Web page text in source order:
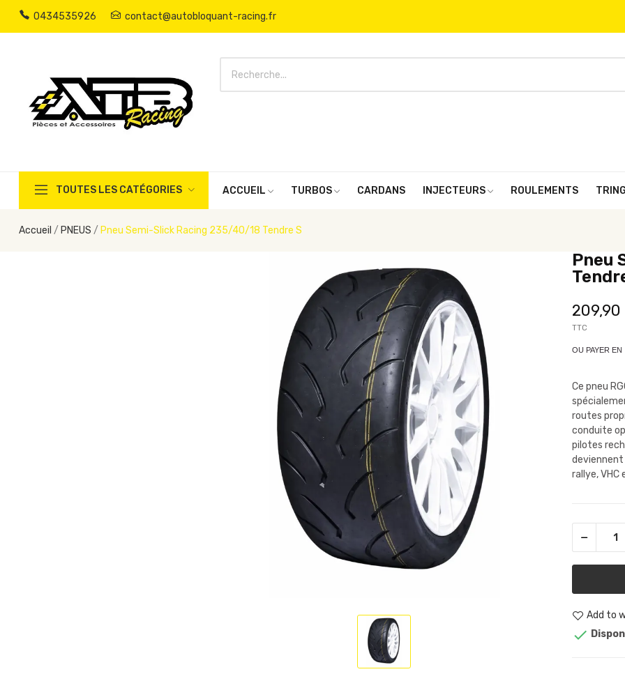
0434535926 contact@autobloquant-racing.fr
TOUTES LES CATÉGORIES ACCUEIL TURBOS CARDANS INJECTEURS ROULEMENTS
Accueil PNEUS Pneu Semi-Slick Racing 235/40/18 Tendre S
Pneu
TTC
OU PAYER EN
Ce pneu
routes
conduite
pilotes
deviennent
rallye, VHC
Add to
